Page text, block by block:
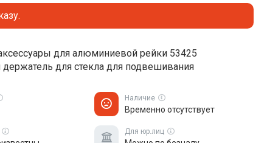
для алюминиевой рейки 53425
для стекла для подвешивания
Наличие
Временно отсутствует
Для юр.лиц